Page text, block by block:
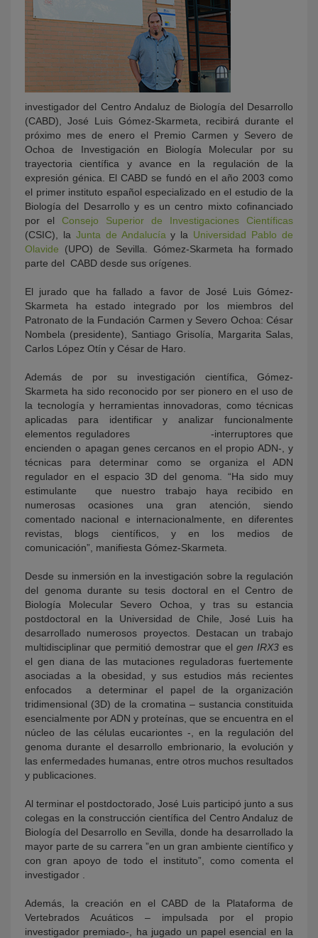
investigador del Centro Andaluz de Biología del Desarrollo
(CABD), José Luis Gómez-Skarmeta, recibirá durante el
próximo mes de enero el Premio Carmen y Severo de
Ochoa de Investigación en Biología Molecular por su
trayectoria científica y avance en la regulación de la
expresión génica. El CABD se fundó en el año 2003 como
el primer instituto español especializado en el estudio de la
Biología del Desarrollo y es un centro mixto cofinanciado
por el Consejo Superior de Investigaciones Científicas
(CSIC), la Junta de Andalucía y la Universidad Pablo de
Olavide (UPO) de Sevilla. Gómez-Skarmeta ha formado
parte del CABD desde sus orígenes.
El jurado que ha fallado a favor de José Luis Gómez-
Skarmeta ha estado integrado por los miembros del
Patronato de la Fundación Carmen y Severo Ochoa: César
Nombela (presidente), Santiago Grisolía, Margarita Salas,
Carlos López Otín y César de Haro.
Además de por su investigación científica, Gómez-
Skarmeta ha sido reconocido por ser pionero en el uso de
la tecnología y herramientas innovadoras, como técnicas
aplicadas para identificar y analizar funcionalmente
elementos reguladores -interruptores que
encienden o apagan genes cercanos en el propio ADN-, y
técnicas para determinar como se organiza el ADN
regulador en el espacio 3D del genoma. “Ha sido muy
estimulante que nuestro trabajo haya recibido en
numerosas ocasiones una gran atención, siendo
comentado nacional e internacionalmente, en diferentes
revistas, blogs científicos, y en los medios de
comunicación”, manifiesta Gómez-Skarmeta.
Desde su inmersión en la investigación sobre la regulación
del genoma durante su tesis doctoral en el Centro de
Biología Molecular Severo Ochoa, y tras su estancia
postdoctoral en la Universidad de Chile, José Luis ha
desarrollado numerosos proyectos. Destacan un trabajo
multidisciplinar que permitió demostrar que el gen IRX3 es
el gen diana de las mutaciones reguladoras fuertemente
asociadas a la obesidad, y sus estudios más recientes
enfocados a determinar el papel de la organización
tridimensional (3D) de la cromatina – sustancia constituida
esencialmente por ADN y proteínas, que se encuentra en el
núcleo de las células eucariontes -, en la regulación del
genoma durante el desarrollo embrionario, la evolución y
las enfermedades humanas, entre otros muchos resultados
y publicaciones.
Al terminar el postdoctorado, José Luis participó junto a sus
colegas en la construcción científica del Centro Andaluz de
Biología del Desarrollo en Sevilla, donde ha desarrollado la
mayor parte de su carrera ”en un gran ambiente científico y
con gran apoyo de todo el instituto”, como comenta el
investigador .
Además, la creación en el CABD de la Plataforma de
Vertebrados Acuáticos – impulsada por el propio
investigador premiado-, ha jugado un papel esencial en la